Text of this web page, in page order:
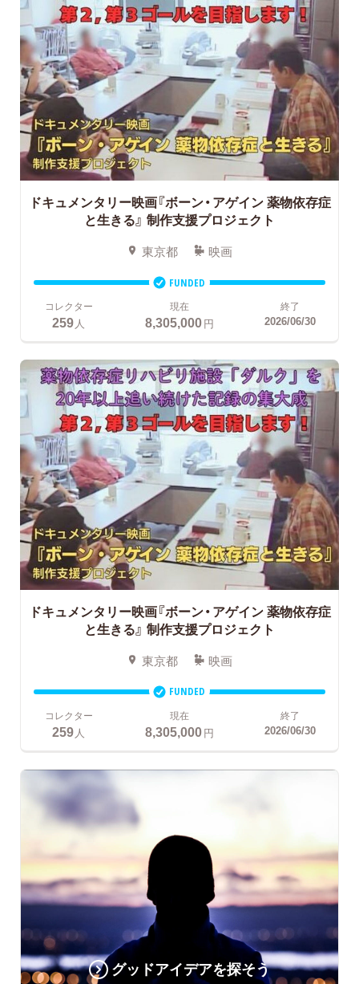
ドキュメンタリー映画『ボーン・アゲイン 薬物依存症
と生きる』 制作支援プロジェクト
東京都 映画
FUNDED
コレクター
259人
現在
8,305,000円
終了
2026/06/30
ドキュメンタリー映画『ボーン・アゲイン 薬物依存症
と生きる』 制作支援プロジェクト
東京都 映画
FUNDED
コレクター
259 人
現在
8,305,000円
終了
2026/06/30
グッドアイデアを探そう